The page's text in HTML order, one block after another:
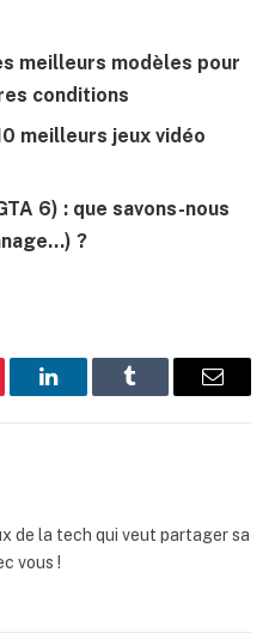
meilleurs modèles pour
conditions
meilleurs jeux vidéo
6) : que savons-nous
?
LinkedInTumblr
E-
de la tech qui veut partager sa
vous !